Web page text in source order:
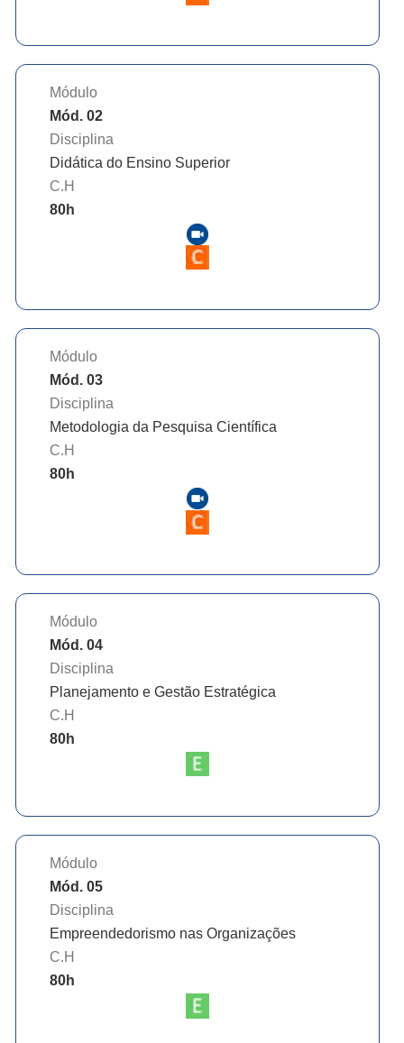
Módulo
Mód. 02
Disciplina
Didática do Ensino Superior
C.H
80h
Módulo
Mód. 03
Disciplina
Metodologia da Pesquisa Científica
C.H
80h
Módulo
Mód. 04
Disciplina
Planejamento e Gestão Estratégica
C.H
80h
Módulo
Mód. 05
Disciplina
Empreendedorismo nas Organizações
C.H
80h